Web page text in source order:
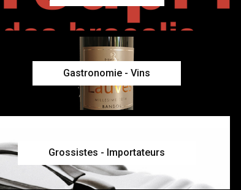
Gastronomie - Vins
Grossistes - Importateurs